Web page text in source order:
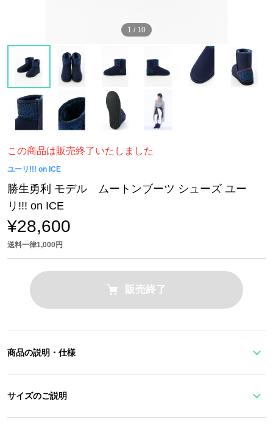
1 / 10
この商品は販売終了いたしました
ユーリ!!! on ICE
勝生勇利 モデル ムートンブーツ シューズ ユー
リ!!! on ICE
¥28,600
送料一律1,000円
販売終了
商品の説明・仕様
『ユーリ!!! on ICE』より勝生勇利をイメージしたムートンブーツが
サイズのご説明